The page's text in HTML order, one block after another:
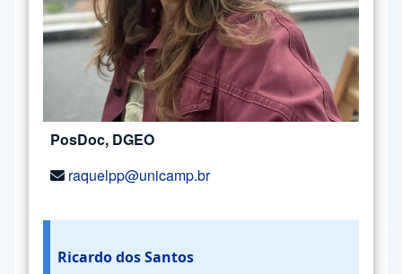
PosDoc, DGEO
raquelpp@unicamp.br
Ricardo dos Santos